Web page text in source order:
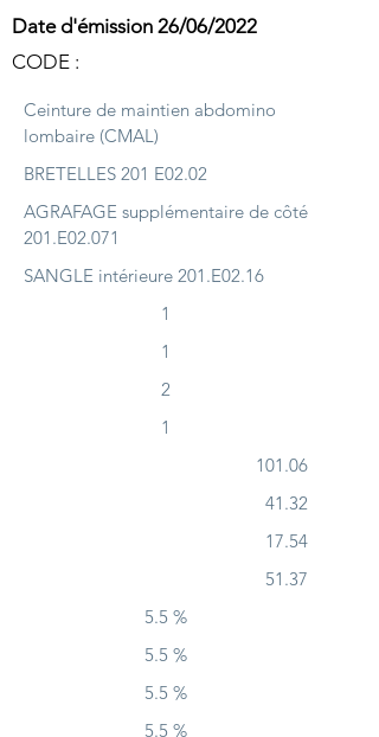
Date d'émission 26/06/2022
CODE :
Ceinture de maintien abdomino
lombaire (CMAL)
BRETELLES 201 E02.02
AGRAFAGE supplémentaire de côté
201.E02.071
SANGLE intérieure 201.E02.16
1
1
2
1
101.06
41.32
17.54
51.37
5.5 %
5.5 %
5.5 %
5.5 %